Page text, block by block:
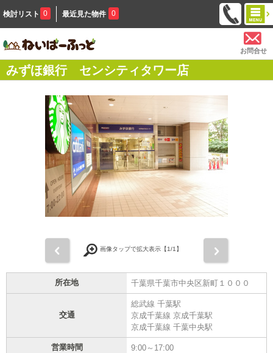
検討リスト 0 最近見た物件 0
お問合せ
みずほ銀行 センシティタワー店
画像タップで拡大表示【1/1】
所在地 千葉県千葉市中央区新町１０００
交通
総武線 千葉駅
京成千葉線 京成千葉駅
京成千葉線 千葉中央駅
営業時間 9:00～17:00